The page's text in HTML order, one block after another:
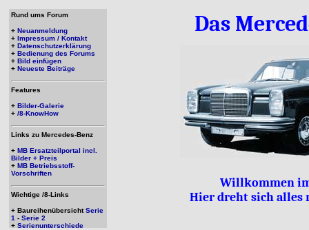
Rund ums Forum
+ Neuanmeldung
+ Impressum / Kontakt
+ Datenschutzerklärung
+ Bedienung des Forums
+ Bild einfügen
+ Neueste Beiträge
Features
+ Bilder-Galerie
+ /8-KnowHow
Links zu Mercedes-Benz
+ MB Ersatzteilportal incl.
Bilder + Preis
+ MB Betriebsstoff-
Vorschriften
Wichtige /8-Links
+ BaureihenübersichtSerie
1 - Serie 2
+ Serienunterschiede
Das
Willkommen
Hier dreht sich alles